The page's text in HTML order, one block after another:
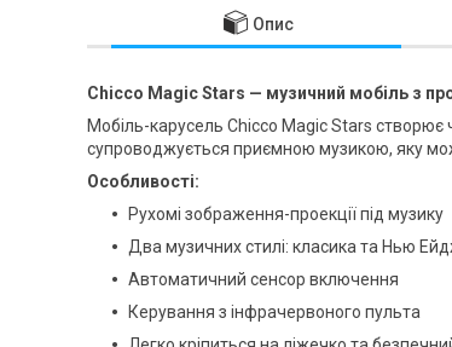
Опис
Chicco Magic Stars — музичний мобіль з
Мобіль-карусель Chicco Magic Stars
супроводжується приємною музикою, яку
Особливості:
Рухомі зображення-проекції під музику
Два музичних стилі: класика та Нью
Автоматичний сенсор включення
Керування з інфрачервоного пульта